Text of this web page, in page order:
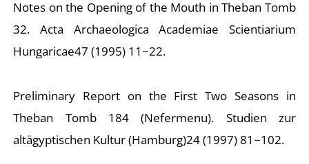
Notes on the Opening of the Mouth in Theban Tomb
32. Acta Archaeologica Academiae Scientiarium
Hungaricae47 (1995) 11−22.
Preliminary Report on the First Two Seasons in
Theban Tomb 184 (Nefermenu). Studien zur
altägyptischen Kultur(Hamburg)24 (1997) 81−102.